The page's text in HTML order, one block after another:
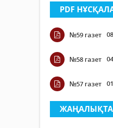
PDF
№59 газет
№58 газет
№57 газет